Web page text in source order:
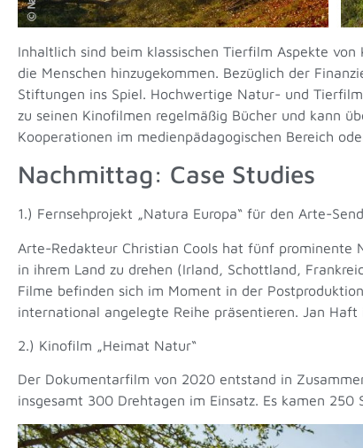
Inhaltlich sind beim klassischen Tierfilm Aspekte
die Menschen hinzugekommen. Bezüglich der
Stiftungen ins Spiel. Hochwertige Natur- und
zu seinen Kinofilmen regelmäßig Bücher und kann
Kooperationen im medienpädagogischen Bereich
Nachmittag: Case Studies
1.) Fernsehprojekt „Natura Europa“ für den Arte-
Arte-Redakteur Christian Cools hat fünf prominente
in ihrem Land zu drehen (Irland, Schottland,
Filme befinden sich im Moment in der
international angelegte Reihe präsentieren. Jan
2.) Kinofilm „Heimat Natur“
Der Dokumentarfilm von 2020 entstand in
insgesamt 300 Drehtagen im Einsatz. Es kamen